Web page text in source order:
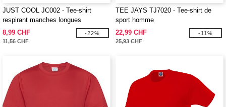
JUST COOL JC002 - Tee-shirt
respirant manches longues
Neoteric™
8,99 CHF
11,56 CHF
-22%
TEE JAYS TJ7020 - Tee-shirt de
sport homme
22,99 CHF
25,93 CHF
-11%